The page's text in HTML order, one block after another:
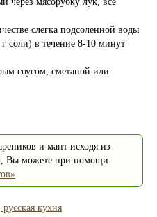
слегка подсоленной воды
соли) в течение 8-10 минут
соусом, сметаной или
и мант исходя из
Вы можете при помощи
кухня